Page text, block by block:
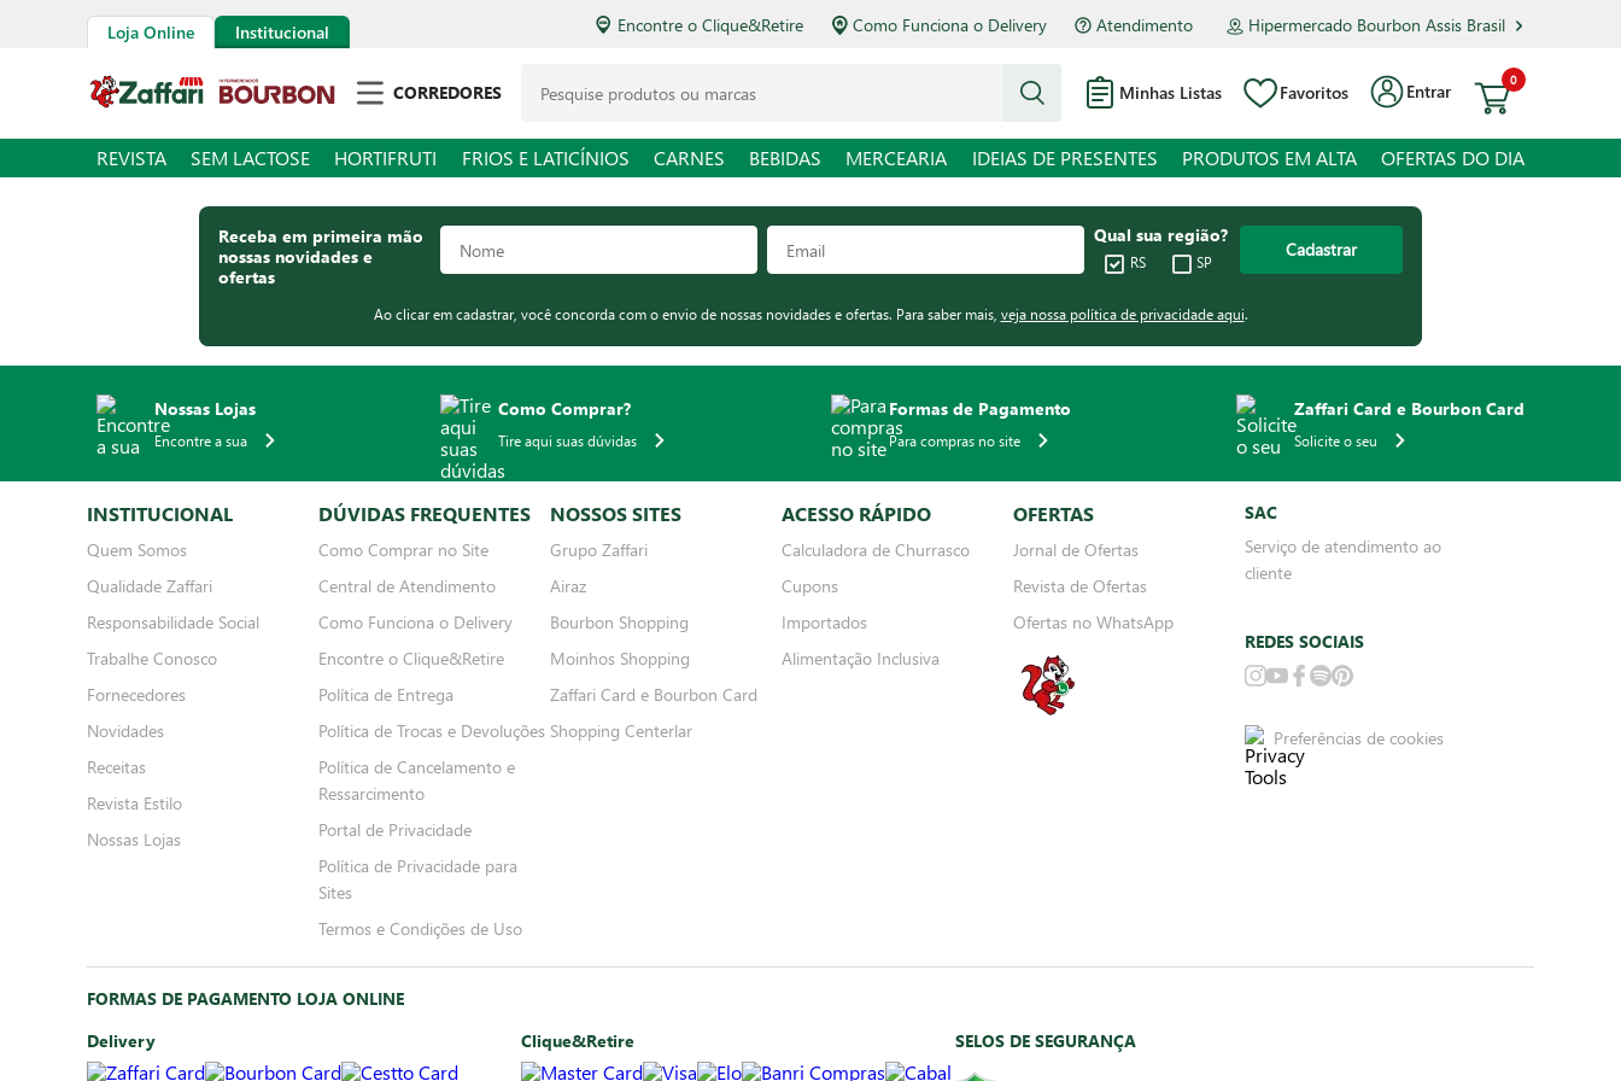
Loja Online Institucional Encontre o Clique&Retire Como Funciona o Delivery Atendimento Hipermercado Bourbon Assis Brasil
CORREDORES Minhas Listas Favoritos Entrar
0
REVISTA SEM LACTOSE HORTIFRUTI FRIOS E LATICÍNIOS CARNES BEBIDAS MERCEARIA IDEIAS DE PRESENTES PRODUTOS EM ALTA OFERTAS DO DIA
Receba em primeira mão
nossas novidades e
ofertas
Qual sua região?
RS SP
Cadastrar
Ao clicar em cadastrar, você concorda com o envio de nossas novidades e ofertas. Para saber mais, veja nossa política de privacidade aqui.
Nossas Lojas
Encontre a sua
Como Comprar?
Tire aqui suas dúvidas
Formas de Pagamento
Para compras no site
Zaffari Card e Bourbon Card
Solicite o seu
INSTITUCIONAL
Quem Somos
Qualidade Zaffari
Responsabilidade Social
Trabalhe Conosco
Fornecedores
Novidades
Receitas
Revista Estilo
Nossas Lojas
DÚVIDAS FREQUENTES
Como Comprar no Site
Central de Atendimento
Como Funciona o Delivery
Encontre o Clique&Retire
Política de Entrega
Política de Trocas e Devoluções
Política de Cancelamento e
Ressarcimento
Portal de Privacidade
Política de Privacidade para
Sites
Termos e Condições de Uso
NOSSOS SITES
Grupo Zaffari
Airaz
Bourbon Shopping
Moinhos Shopping
Zaffari Card e Bourbon Card
Shopping Centerlar
ACESSO RÁPIDO
Calculadora de Churrasco
Cupons
Importados
Alimentação Inclusiva
OFERTAS
Jornal de Ofertas
Revista de Ofertas
Ofertas no WhatsApp
SAC
Serviço de atendimento ao
cliente
REDES SOCIAIS
Preferências de cookies
FORMAS DE PAGAMENTO LOJA ONLINE
Delivery
Clique&Retire SELOS DE SEGURANÇA